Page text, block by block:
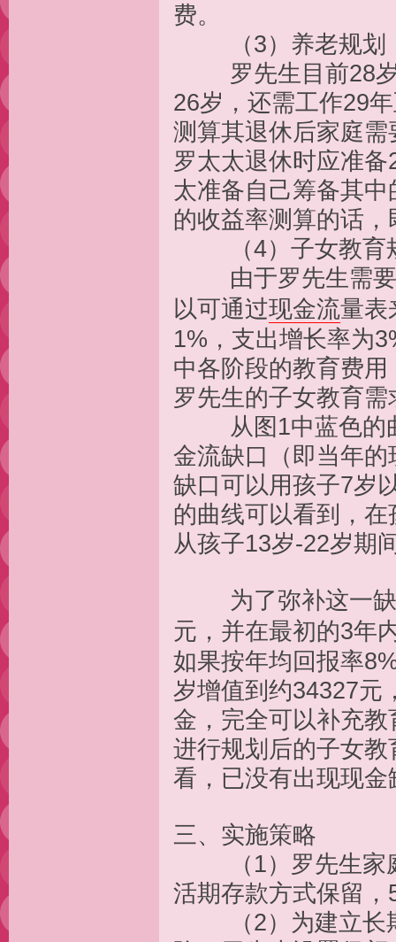
费。
（3）养老规划
罗先生目前28岁
26岁，还需工作29
测算其退休后家庭
罗太太退休时应准
太准备自己筹备其
的收益率测算的话
（4）子女教育
由于罗先生需要
以可通过现金流量表
1%，支出增长率为
中各阶段的教育费
罗先生的子女教育
从图1中蓝色的曲
金流缺口（即当年
缺口可以用孩子7岁
的曲线可以看到，
从孩子13岁-22岁期
为了弥补这一缺
元，并在最初的3年
如果按年均回报率
岁增值到约34327元
金，完全可以补充
进行规划后的子女
看，已没有出现现金
三、实施策略
（1）罗先生家庭
活期存款方式保留
（2）为建立长期